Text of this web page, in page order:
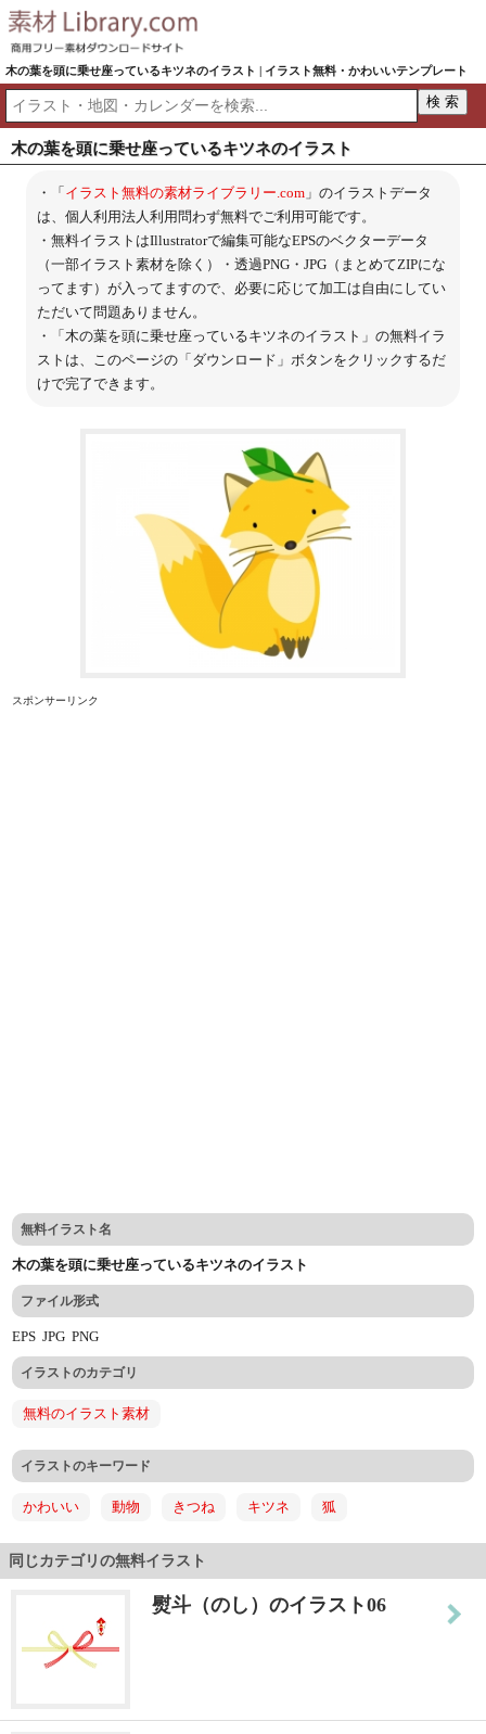
木の葉を頭に乗せ座っているキツネのイラスト | イラスト無料・かわいいテンプレート
木の葉を頭に乗せ座っているキツネのイラスト
・「イラスト無料の素材ライブラリー.com」のイラストデータ
は、個人利用法人利用問わず無料でご利用可能です。
・無料イラストはIllustratorで編集可能なEPSのベクターデータ
（一部イラスト素材を除く）・透過PNG・JPG（まとめてZIPにな
ってます）が入ってますので、必要に応じて加工は自由にしてい
ただいて問題ありません。
・「木の葉を頭に乗せ座っているキツネのイラスト」の無料イラ
ストは、このページの「ダウンロード」ボタンをクリックするだ
けで完了できます。
スポンサーリンク
無料イラスト名
木の葉を頭に乗せ座っているキツネのイラスト
ファイル形式
EPSJPGPNG
イラストのカテゴリ
無料のイラスト素材
イラストのキーワード
かわいい 動物 きつね キツネ 狐
同じカテゴリの無料イラスト
熨斗（のし）のイラスト06